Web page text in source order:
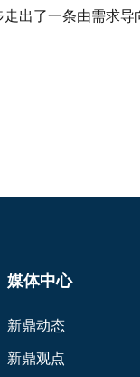
出了一条由需求
媒体中心
新鼎动态
新鼎观点